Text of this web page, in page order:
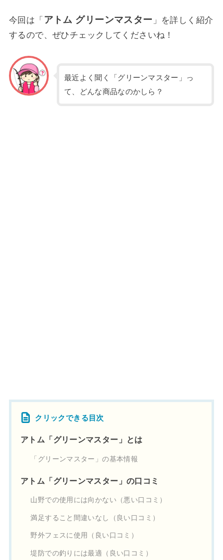
今回は「 アトム グリーンマスター 」を詳しく紹介
するので、ぜひチェックしてくださいね！
最近よく聞く「グリーンマスター」っ
て、どんな商品なのかしら？
クリックできる目次
アトム「グリーンマスター」とは
「グリーンマスター」の基本情報
アトム「グリーンマスター」の口コミ
山野での使用には向かない（悪い口コミ）
満足すること間違いなし（良い口コミ）
野外フェスに使用（良い口コミ）
堤防での釣りには最適（良い口コミ）